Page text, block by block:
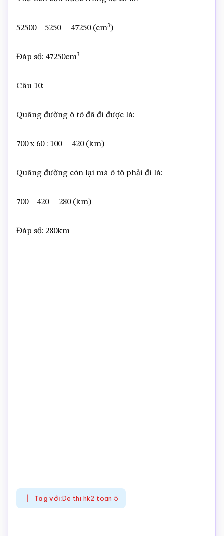
52500 – 5250 = 47250 (cm3)
Đáp số: 47250cm3
Câu 10:
Quãng đường ô tô đã đi được là:
700 x 60 : 100 = 420 (km)
Quãng đường còn lại mà ô tô phải đi là:
700 – 420 = 280 (km)
Đáp số: 280km
Tag với:De thi hk2 toan 5